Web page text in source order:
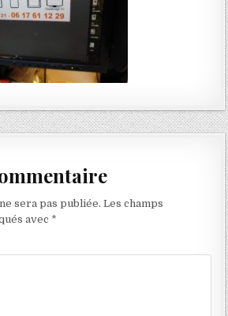
sera pas publiée. Les champs
avec *